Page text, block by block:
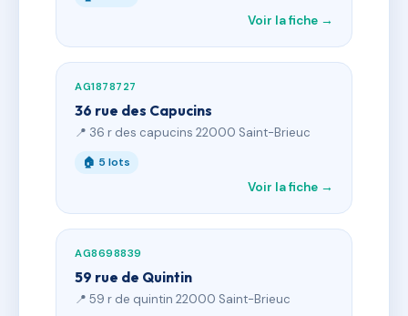
Voir la fiche →
AG1878727
36 rue des Capucins
📍 36 r des capucins 22000 Saint-Brieuc
🏠 5 lots
Voir la fiche →
AG8698839
59 rue de Quintin
📍 59 r de quintin 22000 Saint-Brieuc